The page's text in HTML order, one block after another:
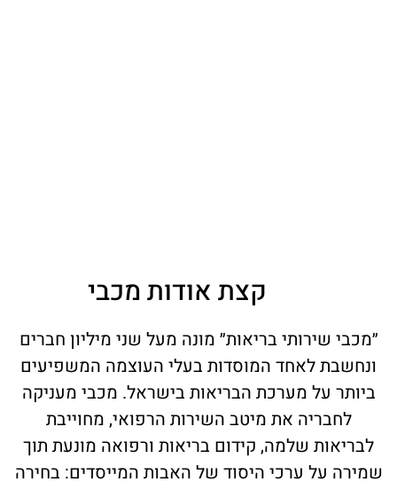
קצת אודות מכבי
״מכבי שירותי בריאות״ מונה מעל שני מיליון חברים
ונחשבת לאחד המוסדות בעלי העוצמה המשפיעים
ביותר על מערכת הבריאות בישראל. מכבי מעניקה
לחבריה את מיטב השירות הרפואי, מחוייבת
לבריאות שלמה, קידום בריאות ורפואה מונעת תוך
שמירה על ערכי היסוד של האבות המייסדים: בחירה